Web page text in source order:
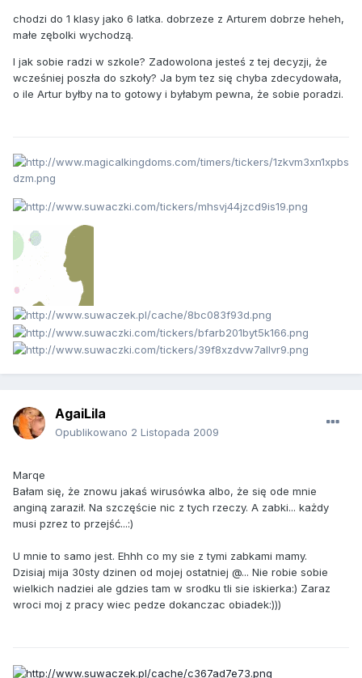
chodzi do 1 klasy jako 6 latka. dobrzeze z Arturem dobrze heheh,
małe zębolki wychodzą.
I jak sobie radzi w szkole? Zadowolona jesteś z tej decyzji, że
wcześniej poszła do szkoły? Ja bym tez się chyba zdecydowała,
o ile Artur byłby na to gotowy i byłabym pewna, że sobie poradzi.
AgaiLila
Opublikowano 2 Listopada 2009
Marqe
Bałam się, że znowu jakaś wirusówka albo, że się ode mnie
anginą zaraził. Na szczęście nic z tych rzeczy. A zabki... każdy
musi pzrez to przejść...:)
U mnie to samo jest. Ehhh co my sie z tymi zabkami mamy.
Dzisiaj mija 30sty dzinen od mojej ostatniej @... Nie robie sobie
wielkich nadziei ale gdzies tam w srodku tli sie iskierka:) Zaraz
wroci moj z pracy wiec pedze dokanczac obiadek:)))